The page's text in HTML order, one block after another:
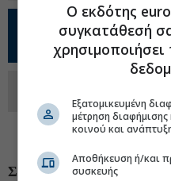
Προσθέστε το
Discover!
στο
#Coca-Cola
ΣΧΕΤΙΚΑ ΘΕΜΑΤΑ
Ο εκδότης
συγκατάθεσή
Εξατομικευμένη
μέτρηση
κοινού και
Αποθήκευση ή/και
συσκευής